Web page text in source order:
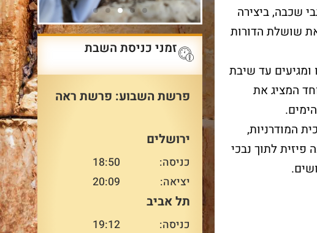
שכבה, ביצירה
שושלת הדורות
עד שיבת
המציג את
המודרניות,
לתוך נבכי
פתק
פתק בכותל ואין
להגיע באופן
לסייע
שרשרת
הדורות
למסע הארוך שעבר העם
יחד שרשרת אחת ארוכה
ומרגשת העוברת ממשפחה
למשפחה ומדור לדור – בדיוק
במקום המשמעותי ביותר
עבורו.
זמני כניסת השבת
פרשת השבוע: פרשת ראה
ירושלים
כניסה:
18:50
יציאה:
20:09
תל אביב
כניסה:
19:12